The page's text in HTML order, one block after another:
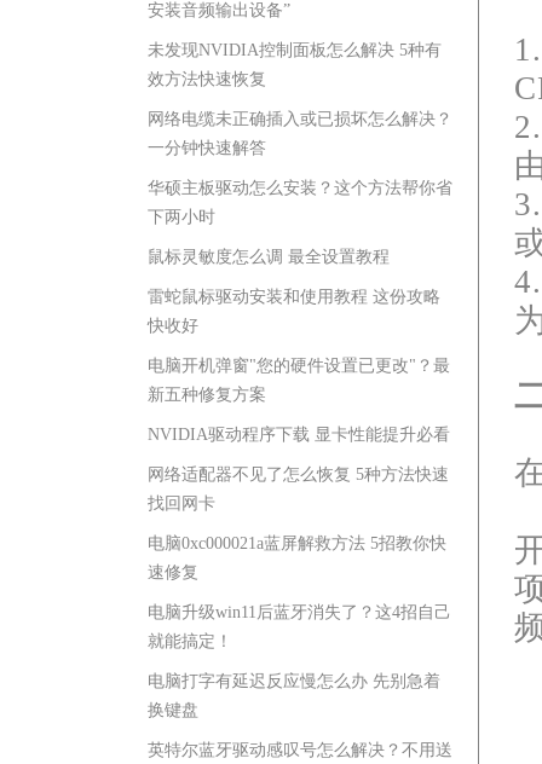
安装音频输出设备”
未发现NVIDIA控制面板怎么解决 5种有
效方法快速恢复
网络电缆未正确插入或已损坏怎么解决？
一分钟快速解答
华硕主板驱动怎么安装？这个方法帮你省
下两小时
鼠标灵敏度怎么调 最全设置教程
雷蛇鼠标驱动安装和使用教程 这份攻略
快收好
电脑开机弹窗"您的硬件设置已更改"？最
新五种修复方案
NVIDIA驱动程序下载 显卡性能提升必看
网络适配器不见了怎么恢复 5种方法快速
找回网卡
电脑0xc000021a蓝屏解救方法 5招教你快
速修复
电脑升级win11后蓝牙消失了？这4招自己
就能搞定！
电脑打字有延迟反应慢怎么办 先别急着
换键盘
英特尔蓝牙驱动感叹号怎么解决？不用送